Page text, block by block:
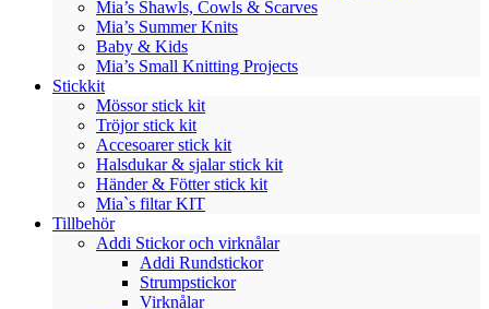
Mia’s Shawls, Cowls & Scarves
Mia’s Summer Knits
Baby & Kids
Mia’s Small Knitting Projects
Stickkit
Mössor stick kit
Tröjor stick kit
Accesoarer stick kit
Halsdukar & sjalar stick kit
Händer & Fötter stick kit
Mia`s filtar KIT
Tillbehör
Addi Stickor och virknålar
Addi Rundstickor
Strumpstickor
Virknålar